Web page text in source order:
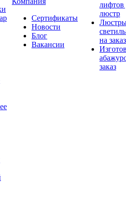
Сертификаты
Новости
Блог
Вакансии
лифтов
люстр
на заказ
заказ